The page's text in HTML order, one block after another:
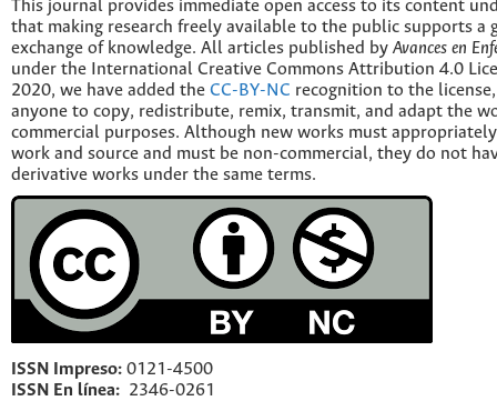
This journal provides immediate open access to its content
that making research freely available to the public supports a
exchange of knowledge. All articles published by Avances en
under the International Creative Commons Attribution 4.0
2020, we have added the CC-BY-NC recognition to the
anyone to copy, redistribute, remix, transmit, and adapt the
commercial purposes. Although new works must
work and source and must be non-commercial, they do not
derivative works under the same terms.
ISSN Impreso: 0121-4500
ISSN En línea: 2346-0261